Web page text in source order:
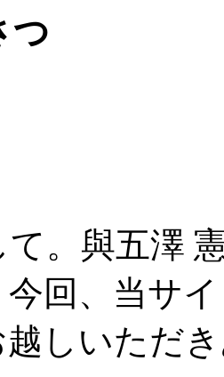
つ
。與五澤
回、当サ
しいただ